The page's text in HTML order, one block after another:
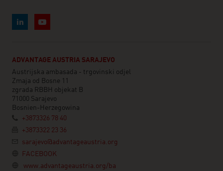
ADVANTAGE AUSTRIA SARAJEVO
Austrijska ambasada - trgovinski odjel
Zmaja od Bosne 11
zgrada RBBH objekat B
71000 Sarajevo
Bosnien-Herzegowina
+3873326 78 40
+3873322 23 36
sarajevo@advantageaustria.org
FACEBOOK
www.advantageaustria.org/ba